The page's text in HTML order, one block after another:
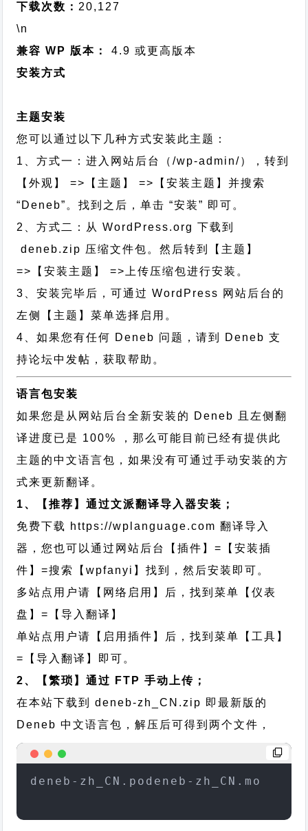
下载次数： 20,127
\n
兼容 WP 版本：
4.9 或更高版本
安装方式
主题安装
您可以通过以下几种方式安装此主题：
1、方式一：进入网站后台（/wp-admin/），转到
【外观】 =>【主题】 =>【安装主题】并搜索
“Deneb”。找到之后，单击 “安装” 即可。
2、方式二：从 WordPress.org 下载到
deneb.zip 压缩文件包。然后转到【主题】
=>【安装主题】 =>上传压缩包进行安装。
3、安装完毕后，可通过 WordPress 网站后台的
左侧【主题】菜单选择启用。
4、如果您有任何 Deneb 问题，请到 Deneb 支
持论坛中发帖，获取帮助。
语言包安装
如果您是从网站后台全新安装的 Deneb 且左侧翻
译进度已是 100% ，那么可能目前已经有提供此
主题的中文语言包，如果没有可通过手动安装的方
式来更新翻译。
1、【推荐】通过文派翻译导入器安装；
免费下载 https://wplanguage.com 翻译导入
器，您也可以通过网站后台【插件】=【安装插
件】=搜索【wpfanyi】找到，然后安装即可。
多站点用户请【网络启用】后，找到菜单【仪表
盘】=【导入翻译】
单站点用户请【启用插件】后，找到菜单【工具】
=【导入翻译】即可。
2、【繁琐】通过 FTP 手动上传；
在本站下载到deneb-zh_CN.zip 即最新版的
Deneb 中文语言包，解压后可得到两个文件，
deneb-zh_CN.podeneb-zh_CN.mo